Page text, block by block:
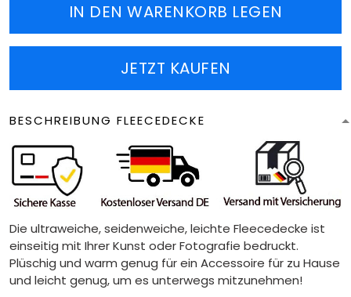
IN DEN WARENKORB LEGEN
JETZT KAUFEN
BESCHREIBUNG FLEECEDECKE
Die ultraweiche, seidenweiche, leichte Fleecedecke ist
einseitig mit Ihrer Kunst oder Fotografie bedruckt.
Plüschig und warm genug für ein Accessoire für zu Hause
und leicht genug, um es unterwegs mitzunehmen!